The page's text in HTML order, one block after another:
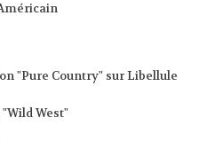
"Pure Country" sur Libellule
West"